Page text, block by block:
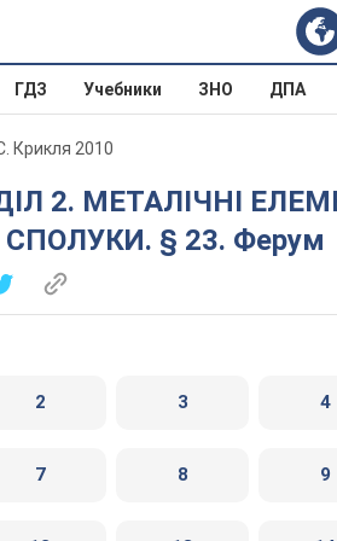
ГДЗ Учебники ЗНО ДПА
Крикля 2010
§ 23. Ферум
2 3 4
7 8 9